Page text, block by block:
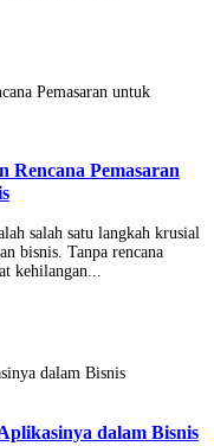
Rencana Pemasaran
salah satu langkah krusial
bisnis. Tanpa rencana
kehilangan...
dalam Bisnis